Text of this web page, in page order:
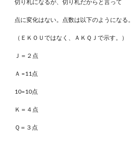
切り札になるが、切り札だからと言って
点に変化はない。点数は以下のようになる。
（ＥＫＯＵではなく、ＡＫＱＪで示す。）
Ｊ＝２点
Ａ =11点
10=10点
Ｋ＝４点
Ｑ＝３点